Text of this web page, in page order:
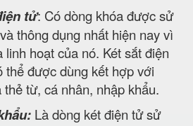
tử: Có dòng khóa được sử
thông dụng nhất hiện nay vì
linh hoạt của nó. Két sắt điện
thể được dùng kết hợp với
thẻ từ, cá nhân, nhập khẩu.
Là dòng két điện tử sử